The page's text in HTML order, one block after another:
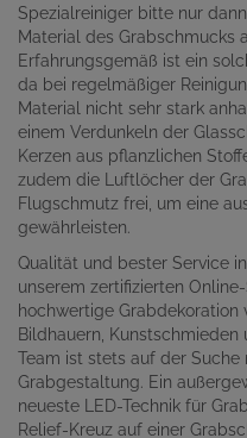
Spezialreiniger bitte nur
Material des Grabschmucks
Erfahrungsgemäß ist ein
da bei regelmäßiger
Material nicht sehr stark
einem Verdunkeln der
Kerzen aus pflanzlichen
zudem die Luftlöcher der
Flugschmutz frei, um eine
gewährleisten.
Qualität und bester Service
unserem zertifizierten
hochwertige Grabdekoration
Bildhauern, Kunstschmieden
Team ist stets auf der
Grabgestaltung. Ein
neueste LED-Technik für
Relief-Kreuz auf einer